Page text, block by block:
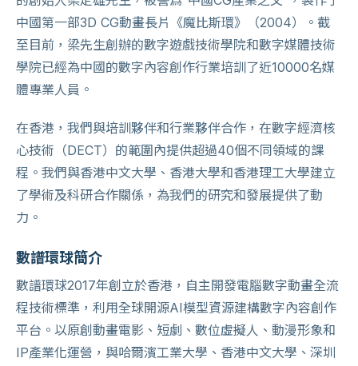
中國第一部3D CG動畫長片《魔比斯環》（2004）。截
至目前，梁先生創辦的數字遊戲技術學院和數字媒體技術
學院已經為中國的數字內容創作行業培訓了近10000名媒
體專業人員。
在香港，我們與培訓夥伴和行業夥伴合作，在數字經濟核
心技術（DECT）的範圍內提供超過40個不同領域的課
程。我們與香港中文大學、香港大學和香港理工大學建立
了學術及科研合作關係，為我們的研究和發展提供了動
力。
數譜環球簡介
數譜環球2017年創立於香港，自主開發電腦數字動畫全流
程技術標準，利用全球開源AI模型資源建構數字內容創作
平台。以原創動畫電影、短劇、數位虛擬人、動漫形象和
IP產業化運營，與哈爾濱工業大學、香港中文大學、深圳